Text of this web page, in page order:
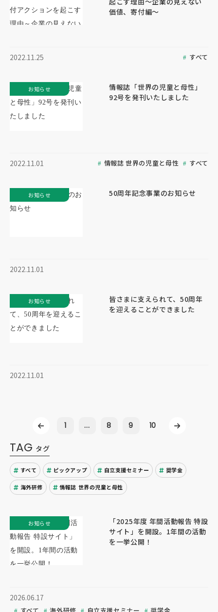
価値、寄付編～
2022.11.25 すべて
情報誌「世界の児童と母性」
92号を発刊いたしました
2022.11.01 情報誌 世界の児童と母性 すべて
お知らせ
50周年記念事業のお知らせ
2022.11.01
お知らせ
皆さまに支えられて、50周年
を迎えることができました
2022.11.01
お知らせ
1 ... 8 9 10
TAG タグ
すべて ピックアップ 自立支援セミナー 奨学金
海外研修 情報誌 世界の児童と母性
「2025年度 年間活動報告 特設
サイト」を開設。1年間の活動
を一挙公開！
2026.06.17
お知らせ